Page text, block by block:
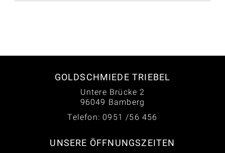
GOLDSCHMIEDE TRIEBEL
Untere Brücke 2
96049 Bamberg
Telefon: 0951 /56 456
UNSERE ÖFFNUNGSZEITEN